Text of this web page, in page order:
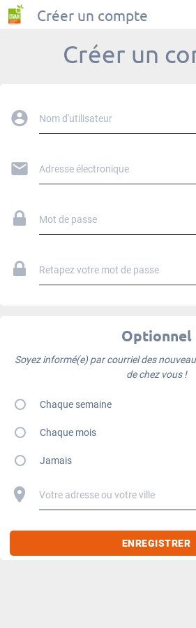
Créer un compte
Créer un
Nom d'utilisateur
Adresse électronique
Mot de passe
Retapez votre mot de passe
Optionnel
Soyez informé(e) par courriel des
de chez vous !
Chaque semaine
Chaque mois
Jamais
Votre adresse ou votre ville